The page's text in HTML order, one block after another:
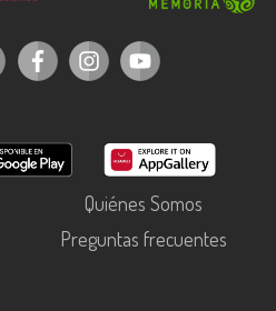
Quiénes Somos
Preguntas frecuentes